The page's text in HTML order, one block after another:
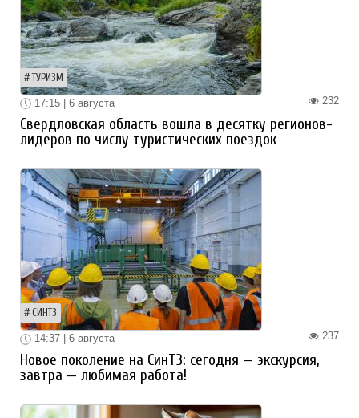
ТУРИЗМ
232
17:15 | 6 августа
Свердловская область вошла в десятку регионов-
лидеров по числу туристических поездок
СИНТЗ
237
14:37 | 6 августа
Новое поколение на СинТЗ: сегодня — экскурсия,
завтра — любимая работа!